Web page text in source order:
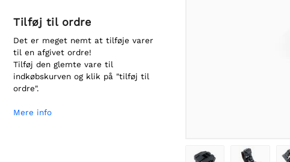
Tilføj til ordre
Det er meget nemt at tilføje varer
til en afgivet ordre!
Tilføj den glemte vare til
indkøbskurven og klik på "tilføj til
ordre".
Mere info